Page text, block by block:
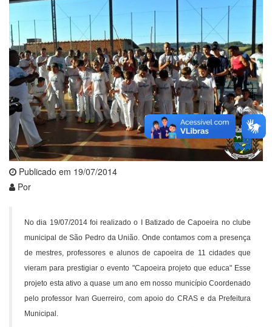
Publicado em 19/07/2014
Por
No dia 19/07/2014 foi realizado o I Batizado de Capoeira no clube
municipal de São Pedro da União. Onde contamos com a presença
de mestres, professores e alunos de capoeira de 11 cidades que
vieram para prestigiar o evento "Capoeira projeto que educa" Esse
projeto esta ativo a quase um ano em nosso município Coordenado
pelo professor Ivan Guerreiro, com apoio do CRAS e da Prefeitura
Municipal.